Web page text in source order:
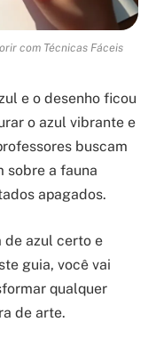
com Técnicas Fáceis
e o desenho ficou
o azul vibrante e
buscam
sobre a fauna
apagados.
de azul certo e
guia, você vai
qualquer
de arte.